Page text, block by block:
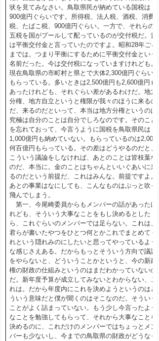
状を見てみなさい。鳥取県民が納めている国税は
900億円ぐらいです。所得税、法人税、酒税、消費
税、たばこ税、900億円ぐらい。一方で、それらの
五税を国がプールして配っているのが交付税だ。昔
は平衡交付金と言っていたのですよ。昭和28年ごろ
までは。つまり平衡にするために平衡交付金という
名前だった。今は交付税になっていますけれども。
現在鳥取県の市町村と県とで大体2,300億円ぐらい
もらっている。多いときは2,500億円も2,600億円も
あったけれども、それぐらい差があるわけだ。地方
分権、地方自立というと権限が我々のほうに来るの
だ、来るのだといって、本当は地方分権というのは
究極は自分のことは自分でしろなのです。そのこと
を忘れておって、今言うように国税を鳥取県民は
1,000億円も納めていない。もらっているのは2,000
何百億円もらっている。その差はどうやるのだと、
こういう議論をしなければ、あとのことは皆枝葉な
のだ、本当に。金のことはちゃんといいぐあいに来
るのだという前提だ、これはみんな。前提ですよ。
あとの事業はなにしても、こんなものはぷっと吹っ
飛んでしまう。
第一、今尾崎委員からもメンバーの話があったけ
れども、そういう大事なことをもし決めるとした
ら、これぐらいのメンバーでは足らない。これは、
君らが書いたやつをひとつ何とかこれでまとめてく
れという隠れみのにしたいと思ってやっているよう
な感じさえある。だからもっとそういう方向で議論
をやらないと、どういうことかというと、今の新政
権の財政の仕組みというのはまだわかっていないの
だ。新年度予算が成立してみないとわからない、こ
れは。だから年度内にこれを決めようというのはど
ういう意味だと僕が聞くのはそこなのだ。そういう
ことがよく詰まっていない。もう少し今言ったよう
なことを勉強してもらって、それから大事なことを
決めるのに、これだけのメンバーではちょっとメン
バーも少ないし、今までの鳥取県の財政がどうなっ